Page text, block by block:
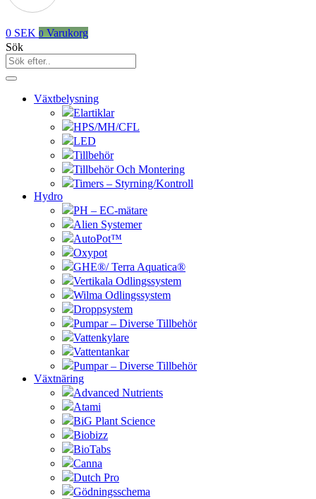
0 SEK 0 Varukorg
Sök
Växtbelysning
Elartiklar
HPS/MH/CFL
LED
Tillbehör
Tillbehör Och Montering
Timers – Styrning/Kontroll
Hydro
PH – EC-mätare
Alien Systemer
AutoPot™
Oxypot
GHE®/ Terra Aquatica®
Vertikala Odlingssystem
Wilma Odlingssystem
Droppsystem
Pumpar – Diverse Tillbehör
Vattenkylare
Vattentankar
Pumpar – Diverse Tillbehör
Växtnäring
Advanced Nutrients
Atami
BiG Plant Science
Biobizz
BioTabs
Canna
Dutch Pro
Gödningsschema